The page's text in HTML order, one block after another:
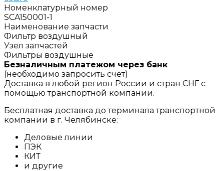
Номенклатурный номер
SCA150001-1
Наименование запчасти
Фильтр воздушный
Узел запчастей
Фильтры воздушные
Безналичным платежом через банк
(необходимо запросить счёт)
Доставка в любой регион России и стран СНГ с
помощью транспортной компании.
Бесплатная доставка до терминала транспортной
компании в г. Челябинске:
Деловые линии
ПЭК
КИТ
и другие